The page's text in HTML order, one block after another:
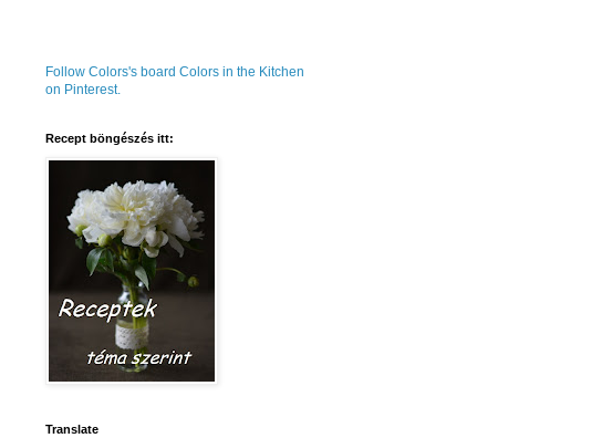
Follow Colors's board Colors in the Kitchen
on Pinterest.
Recept böngészés itt:
Translate